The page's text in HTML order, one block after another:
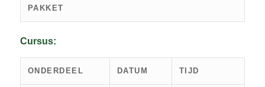
PAKKET
Cursus:
ONDERDEEL DATUM TIJD